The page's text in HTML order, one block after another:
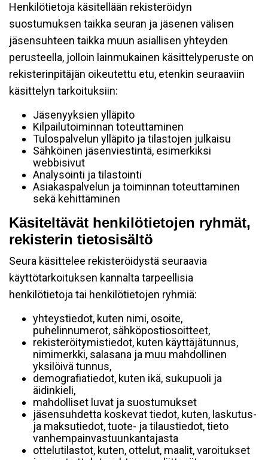
Henkilötietoja käsitellään rekisteröidyn
suostumuksen taikka seuran ja jäsenen välisen
jäsensuhteen taikka muun asiallisen yhteyden
perusteella, jolloin lainmukainen käsittelyperuste on
rekisterinpitäjän oikeutettu etu, etenkin seuraaviin
käsittelyn tarkoituksiin:
Jäsenyyksien ylläpito
Kilpailutoiminnan toteuttaminen
Tulospalvelun ylläpito ja tilastojen julkaisu
Sähköinen jäsenviestintä, esimerkiksi
webbisivut
Analysointi ja tilastointi
Asiakaspalvelun ja toiminnan toteuttaminen
sekä kehittäminen
Käsiteltävät henkilötietojen ryhmät,
rekisterin tietosisältö
Seura käsittelee rekisteröidystä seuraavia
käyttötarkoituksen kannalta tarpeellisia
henkilötietoja tai henkilötietojen ryhmiä:
yhteystiedot, kuten nimi, osoite,
puhelinnumerot, sähköpostiosoitteet,
rekisteröitymistiedot, kuten käyttäjätunnus,
nimimerkki, salasana ja muu mahdollinen
yksilöivä tunnus,
demografiatiedot, kuten ikä, sukupuoli ja
äidinkieli,
mahdolliset luvat ja suostumukset
jäsensuhdetta koskevat tiedot, kuten, laskutus-
ja maksutiedot, tuote- ja tilaustiedot, tieto
vanhempainvastuunkantajasta
ottelutilastot, kuten, ottelut, maalit, varoitukset